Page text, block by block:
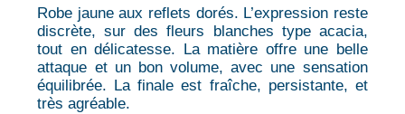
Robe jaune aux reflets dorés. L’expression reste
discrète, sur des fleurs blanches type acacia,
tout en délicatesse. La matière offre une belle
attaque et un bon volume, avec une sensation
équilibrée. La finale est fraîche, persistante, et
très agréable.